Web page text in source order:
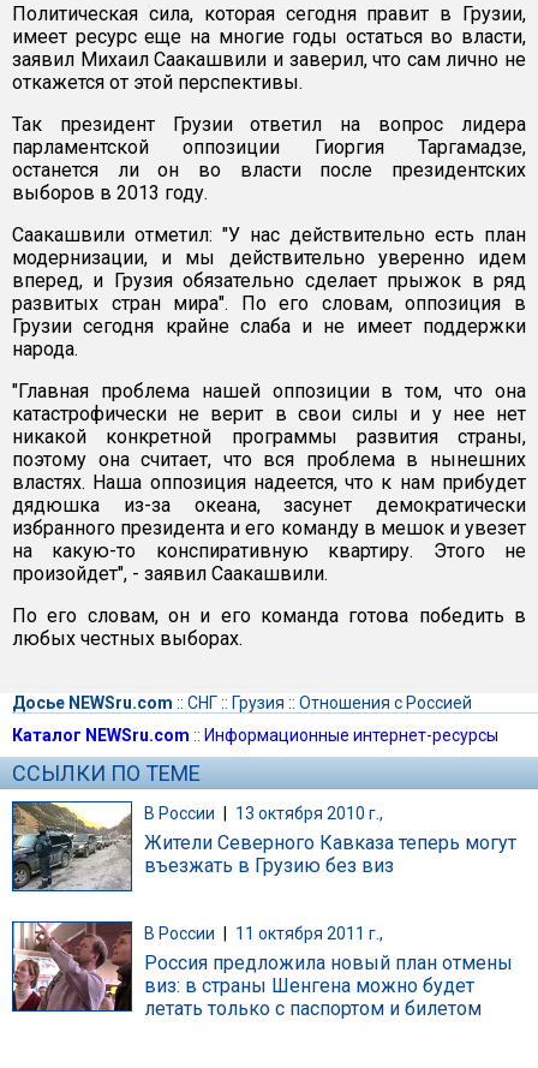
Политическая сила, которая сегодня правит в Грузии,
имеет ресурс еще на многие годы остаться во власти,
заявил Михаил Саакашвили и заверил, что сам лично не
откажется от этой перспективы.
Так президент Грузии ответил на вопрос лидера
парламентской оппозиции Гиоргия Таргамадзе,
останется ли он во власти после президентских
выборов в 2013 году.
Саакашвили отметил: "У нас действительно есть план
модернизации, и мы действительно уверенно идем
вперед, и Грузия обязательно сделает прыжок в ряд
развитых стран мира". По его словам, оппозиция в
Грузии сегодня крайне слаба и не имеет поддержки
народа.
"Главная проблема нашей оппозиции в том, что она
катастрофически не верит в свои силы и у нее нет
никакой конкретной программы развития страны,
поэтому она считает, что вся проблема в нынешних
властях. Наша оппозиция надеется, что к нам прибудет
дядюшка из-за океана, засунет демократически
избранного президента и его команду в мешок и увезет
на какую-то конспиративную квартиру. Этого не
произойдет", - заявил Саакашвили.
По его словам, он и его команда готова победить в
любых честных выборах.
Досье NEWSru.com :: СНГ:: Грузия :: Отношения с Россией
Каталог NEWSru.com :: Информационные интернет-ресурсы
ССЫЛКИ ПО ТЕМЕ
В России | 13 октября 2010 г.,
Жители Северного Кавказа теперь могут
въезжать в Грузию без виз
В России 11 октября 2011 г.,
Россия предложила новый план отмены
виз: в страны Шенгена можно будет
летать только с паспортом и билетом